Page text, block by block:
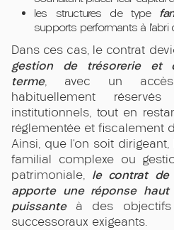
les structures de type
supports performants à l’abri
Dans ces cas, le contrat
gestion de trésorerie et
terme, avec un
habituellement
institutionnels, tout en
réglementée et fiscalement
Ainsi, que l’on soit
familial complexe ou
patrimoniale, le contrat de
apporte une réponse
puissanteà des objectifs
successoraux exigeants.